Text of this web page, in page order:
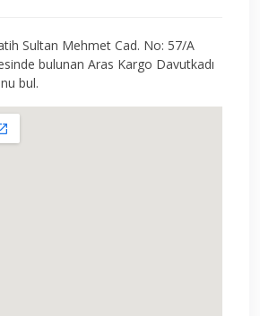
Sultan Mehmet Cad. No: 57/A
bulunan Aras Kargo Davutkadı
bul.